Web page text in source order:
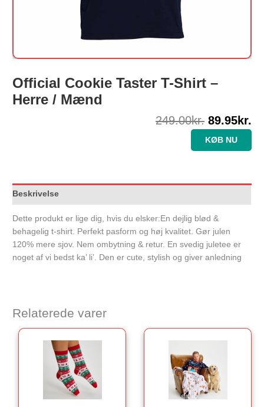
Official Cookie Taster T-Shirt –
Herre / Mænd
249.00kr. 89.95kr.
KØB NU
Beskrivelse
Dette produkt er lige dig, hvis du elsker:En dejlig blød &
behagelig t-shirt. Perfekt pasform og høj kvalitet. Gør julen
120% mere sjov. Nem ombytning & retur. En svedig juletee er
noget af vi bedst ka’ li’. Den er cute, stylish og giver anledning
Relaterede varer
Den oprindelige pris
Den aktuelle